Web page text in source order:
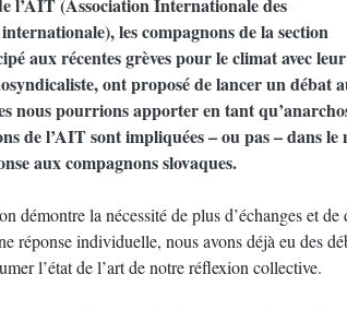
les compagnons de la section
aux récentes grèves pour le climat avec leur
ont proposé de lancer un débat
nous pourrions apporter en tant
de l’AIT sont impliquées – ou pas – dans
aux compagnons slovaques.
démontre la nécessité de plus d’échanges et
réponse individuelle, nous avons déjà eu des
l’état de l’art de notre réflexion collective.